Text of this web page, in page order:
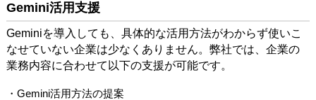
Gemini活用支援
Geminiを導入しても、具体的な活用方法がわからず使いこ
なせていない企業は少なくありません。弊社では、企業の
業務内容に合わせて以下の支援が可能です。
・Gemini活用方法の提案